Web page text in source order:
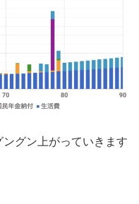
グン上がっていきます